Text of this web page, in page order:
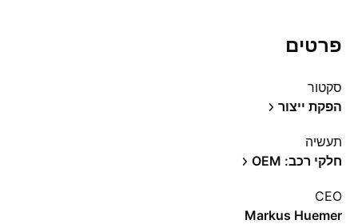
פרטים
סקטור
הפקת ייצור
תעשיה
חלקי רכב: OEM
CEO
Markus Huemer